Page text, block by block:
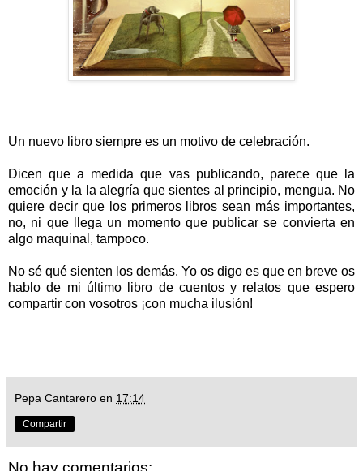
Un nuevo libro siempre es un motivo de celebración.
Dicen que a medida que vas publicando, parece que la
emoción y la la alegría que sientes al principio, mengua. No
quiere decir que los primeros libros sean más importantes,
no, ni que llega un momento que publicar se convierta en
algo maquinal, tampoco.
No sé qué sienten los demás. Yo os digo es que en breve os
hablo de mi último libro de cuentos y relatos que espero
compartir con vosotros ¡con mucha ilusión!
Pepa Cantarero en 17:14
Compartir
No hay comentarios: